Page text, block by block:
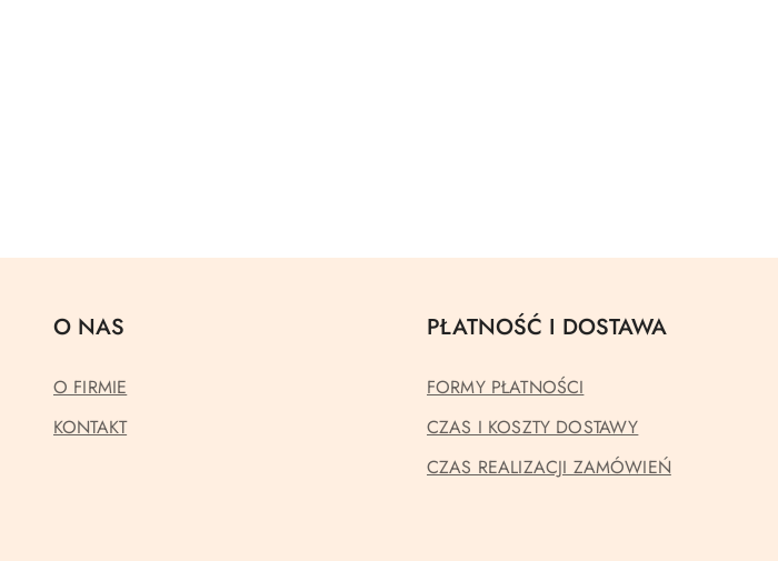
O NAS
O FIRMIE
KONTAKT
PŁATNOŚĆ I DOSTAWA
FORMY PŁATNOŚCI
CZAS I KOSZTY DOSTAWY
CZAS REALIZACJI ZAMÓWIEŃ